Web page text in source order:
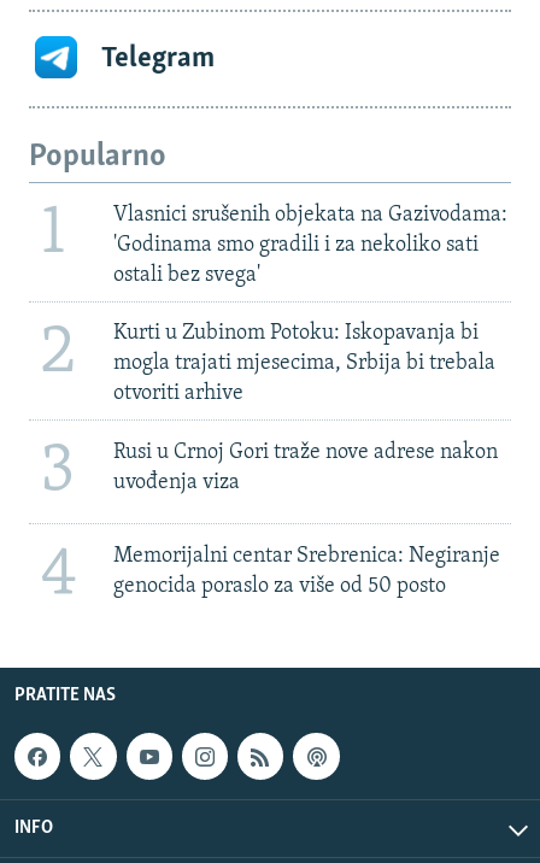
Telegram
Popularno
1
Vlasnici srušenih objekata na Gazivodama:
'Godinama smo gradili i za nekoliko sati
ostali bez svega'
2
Kurti u Zubinom Potoku: Iskopavanja bi
mogla trajati mjesecima, Srbija bi trebala
otvoriti arhive
3
Rusi u Crnoj Gori traže nove adrese nakon
uvođenja viza
4
Memorijalni centar Srebrenica: Negiranje
genocida poraslo za više od 50 posto
PRATITE NAS
INFO